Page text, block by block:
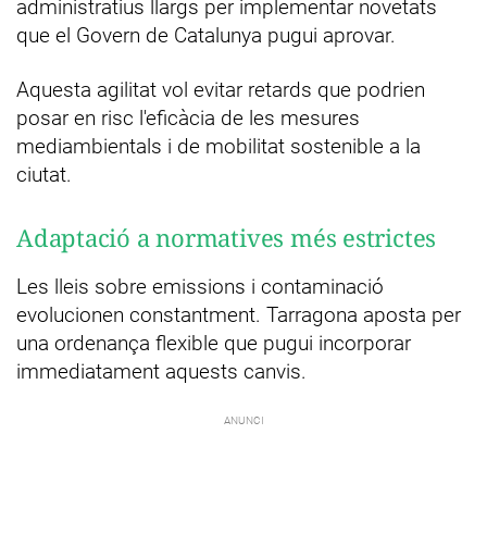
administratius llargs per implementar novetats
que el Govern de Catalunya pugui aprovar.
Aquesta agilitat vol evitar retards que podrien
posar en risc l'eficàcia de les mesures
mediambientals i de mobilitat sostenible a la
ciutat.
Adaptació a normatives més estrictes
Les lleis sobre emissions i contaminació
evolucionen constantment. Tarragona aposta per
una ordenança flexible que pugui incorporar
immediatament aquests canvis.